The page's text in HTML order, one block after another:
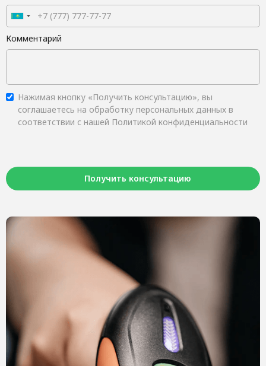
Комментарий
Нажимая кнопку «Получить консультацию», вы
соглашаетесь на обработку персональных данных в
соответствии с нашей Политикой конфиденциальности